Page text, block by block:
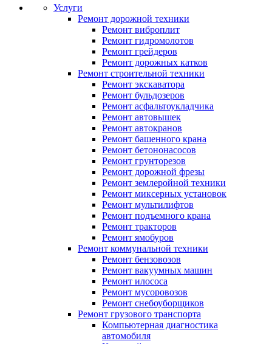
Услуги
Ремонт дорожной техники
Ремонт виброплит
Ремонт гидромолотов
Ремонт грейдеров
Ремонт дорожных катков
Ремонт строительной техники
Ремонт экскаватора
Ремонт бульдозеров
Ремонт асфальтоукладчика
Ремонт автовышек
Ремонт автокранов
Ремонт башенного крана
Ремонт бетононасосов
Ремонт грунторезов
Ремонт дорожной фрезы
Ремонт землеройной техники
Ремонт миксерных установок
Ремонт мультилифтов
Ремонт подъемного крана
Ремонт тракторов
Ремонт ямобуров
Ремонт коммунальной техники
Ремонт бензовозов
Ремонт вакуумных машин
Ремонт илососа
Ремонт мусоровозов
Ремонт снебоуборщиков
Ремонт грузового транспорта
Компьютерная диагностика
автомобиля